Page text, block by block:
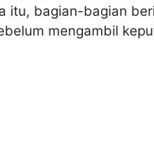
itu, bagian-bagian
mengambil